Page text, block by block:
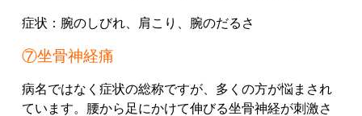
症状： 腕のしびれ、 肩こり、 腕のだるさ
⑦坐骨神経痛
病名ではなく症状の総称ですが、多くの方が悩まされ
ています。 腰から足にかけて伸びる坐骨神経が刺激さ